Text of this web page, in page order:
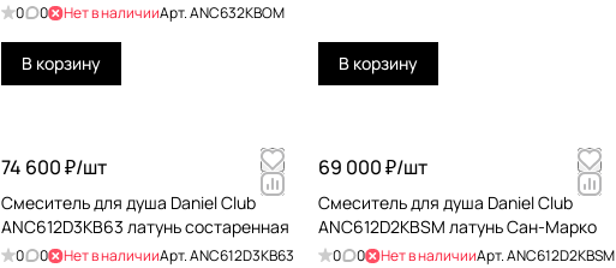
0 0 Нет в наличииАрт.ANC632KBOM
В корзину В корзину
74 600 ₽/шт
Смеситель для душа Daniel Club
ANC612D3KB63 латунь состаренная
0 0 Нет в наличииАрт.ANC612D3KB63
69 000 ₽/шт
Смеситель для душа Daniel Club
ANC612D2KBSM латунь Сан-Марко
0 0 Нет в наличииАрт.ANC612D2KBSM